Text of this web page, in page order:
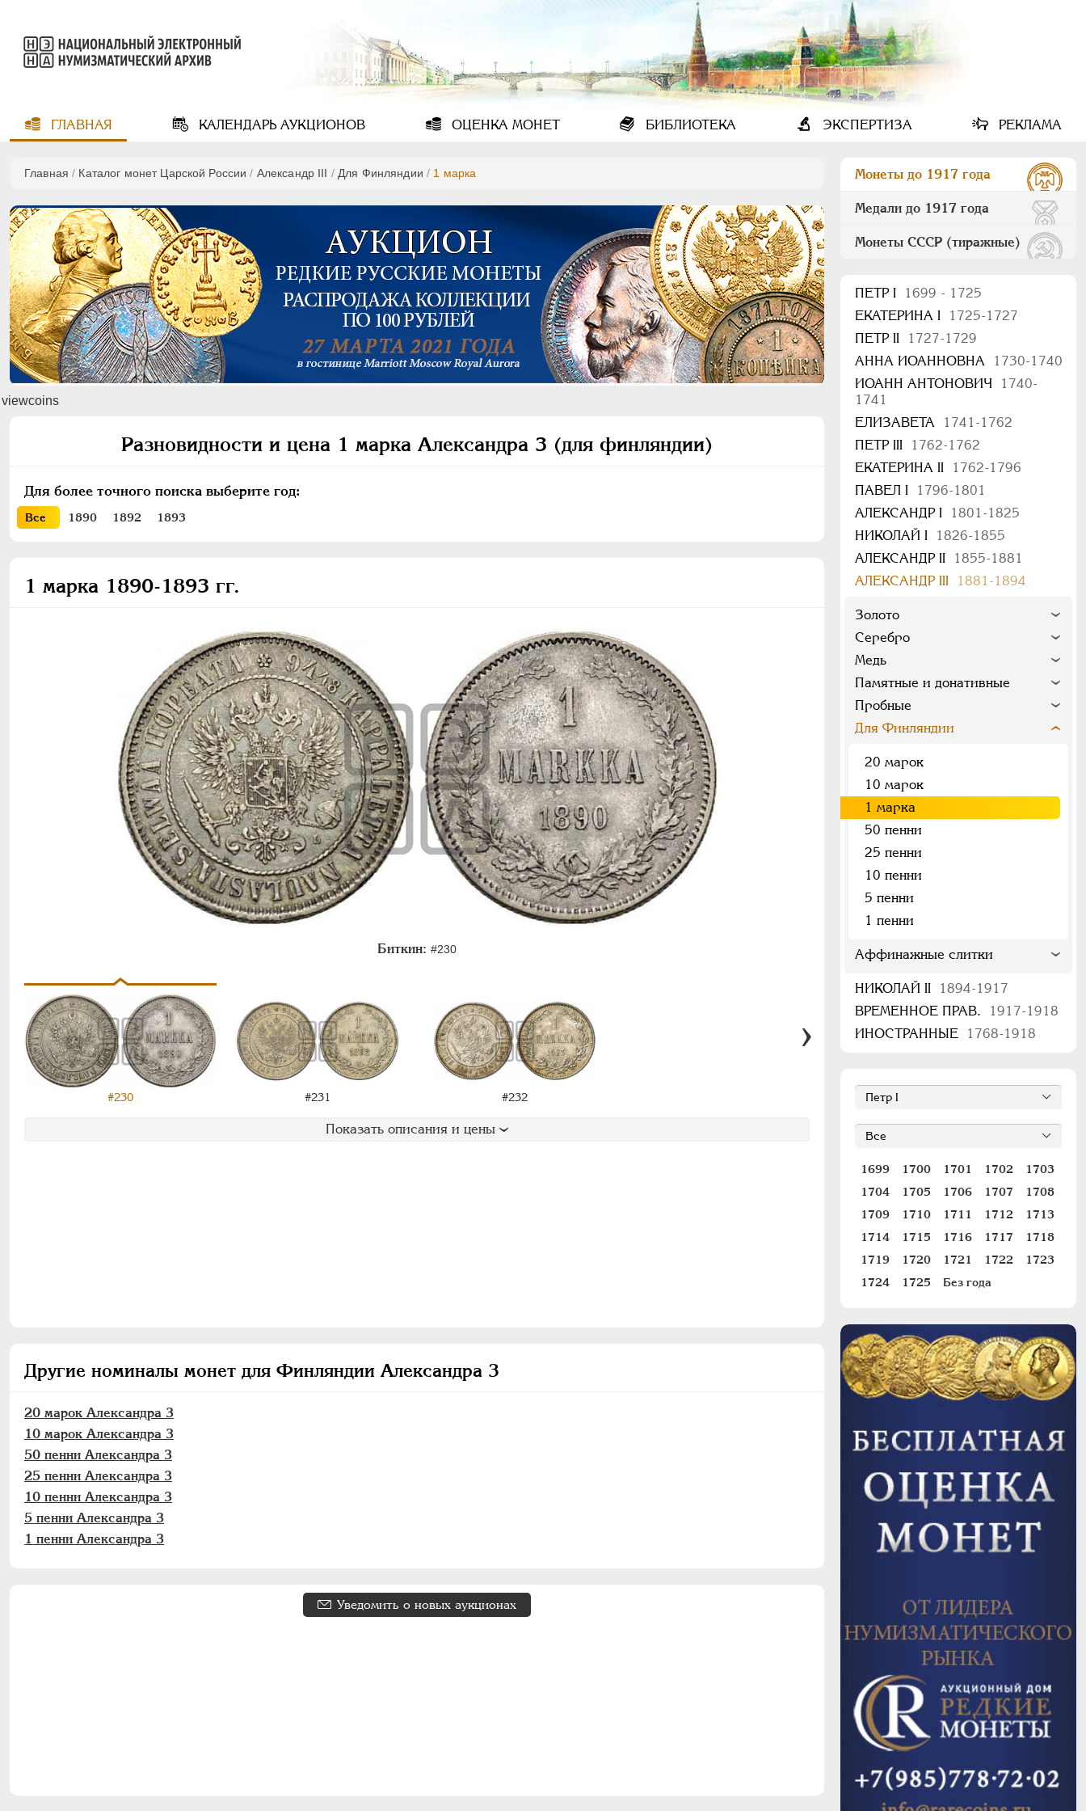
ГЛАВНАЯ КАЛЕНДАРЬАУКЦИОНОВ ОЦЕНКАМОНЕТ БИБЛИОТЕКА ЭКСПЕРТИЗА РЕКЛАМА
Главная / Каталог монет Царской России / Александр III / Для Финляндии / 1 марка
viewcoins
Разновидности и цена 1 марка Александра 3 (для финляндии)
Для более точного поиска выберите год:
Все 1890 1892 1893
1 марка 1890-1893 гг.
Биткин: #230
#230 #231 #232
Показать описания и цены
Другие номиналы монет для Финляндии Александра 3
20 марок Александра 3
10 марок Александра 3
50 пенни Александра 3
25 пенни Александра 3
10 пенни Александра 3
5 пенни Александра 3
1 пенни Александра 3
Уведомить о новых аукционах
Монеты до 1917 года
Медали до 1917 года
Монеты СССР (тиражные)
ПEТР I
1699 - 1725
ЕКАТЕРИНА I
1725-1727
ПЕТР II
1727-1729
АННА ИОАННОВНА
1730-1740
ИОАНН АНТОНОВИЧ
1740-
1741
ЕЛИЗАВЕТА
1741-1762
ПЕТР III
1762-1762
ЕКАТЕРИНА II
1762-1796
ПАВЕЛ I
1796-1801
АЛЕКСАНДР I
1801-1825
НИКОЛАЙ I
1826-1855
АЛЕКСАНДР II
1855-1881
АЛЕКСАНДР III
1881-1894
Золото
Серебро
Медь
Памятные и донативные
Пробные
Для Финляндии
20 марок
10 марок
1 марка
50 пенни
25 пенни
10 пенни
5 пенни
1 пенни
Аффинажные слитки
НИКОЛАЙ II
1894-1917
ВРЕМЕННОЕ ПРАВ.
1917-1918
ИНОСТРАННЫЕ
1768-1918
1699 1700 1701 1702
1703
1704
1705 1706 1707
1708
1709
1710 1711 1712
1713
1714
1715 1716 1717
1718
1719
1720 1721 1722
1723
1724
1725 Без года